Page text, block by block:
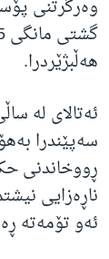
وەرگرتنی
هەڵبژێردرا.
ڕووخاندنی
ئەو تۆمەتە